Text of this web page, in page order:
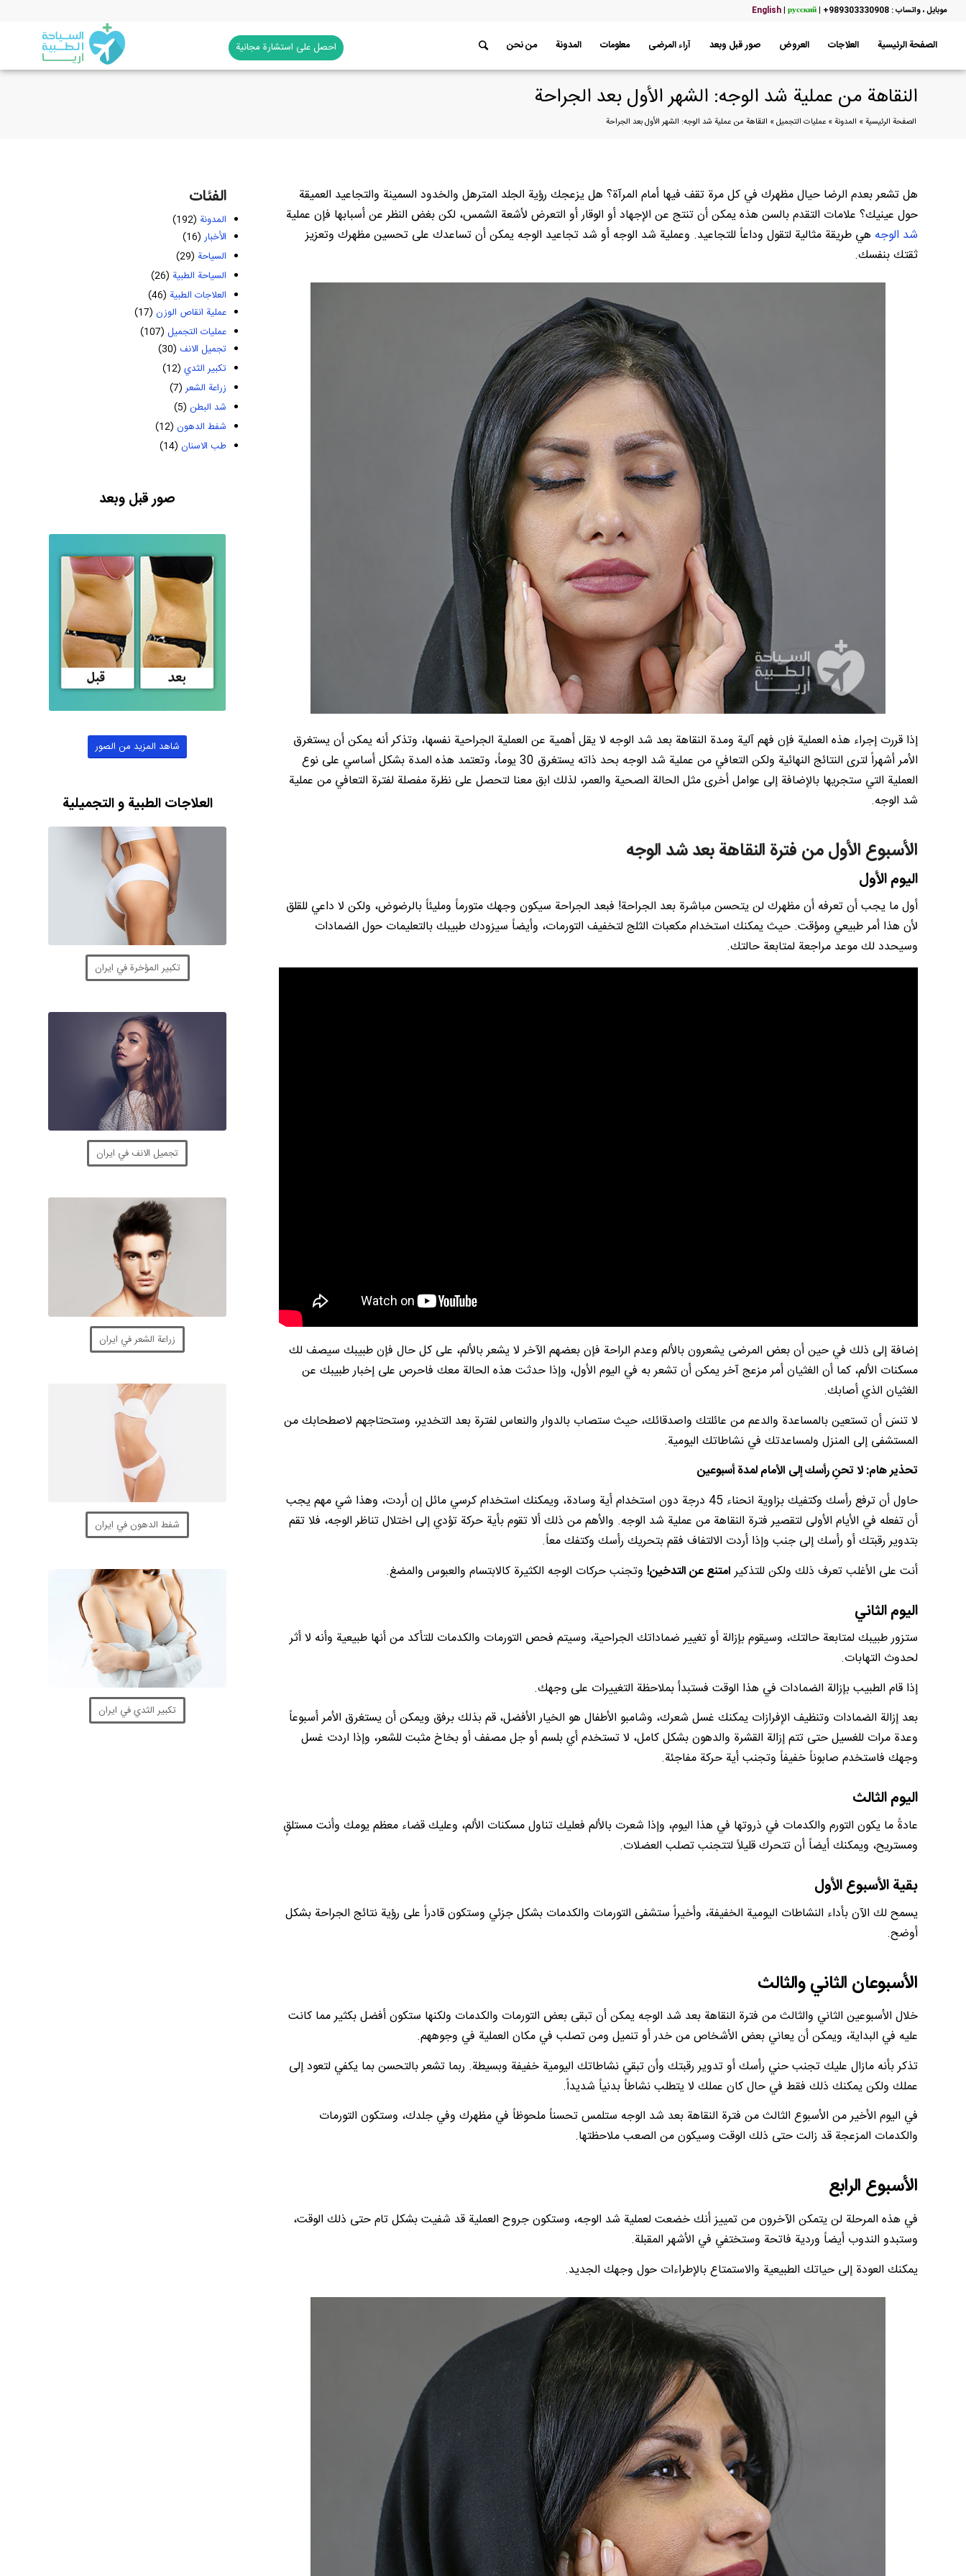
موبایل ، واتساب : 989303330908+ |
English|русский
الصفحة الرئيسية العلاجات العروض صور قبل وبعد آراء المرضى معلومات المدونة من نحن احصل على استشارة مجانية
النقاهة من عملية شد الوجه: الشهر الأول بعد الجراحة
الصفحة الرئيسية» المدونة» عمليات التجميل» النقاهة من عملية شد الوجه: الشهر الأول بعد الجراحة
هل تشعر بعدم الرضا حيال مظهرك في كل مرة تقف فيها أمام المرآة؟ هل يزعجك رؤية الجلد المترهل والخدود السمينة والتجاعيد العميقة
حول عينيك؟ علامات التقدم بالسن هذه يمكن أن تنتج عن الإجهاد أو الوقار أو التعرض لأشعة الشمس، لكن بغض النظر عن أسبابها فإن عملية
شد الوجه هي طريقة مثالية لتقول وداعاً للتجاعيد. وعملية شد الوجه أو شد تجاعيد الوجه يمكن أن تساعدك على تحسين مظهرك وتعزيز
ثقتك بنفسك.
إذا قررت إجراء هذه العملية فإن فهم آلية ومدة النقاهة بعد شد الوجه لا يقل أهمية عن العملية الجراحية نفسها، وتذكر أنه يمكن أن يستغرق
الأمر أشهراً لترى النتائج النهائية ولكن التعافي من عملية شد الوجه بحد ذاته يستغرق 30 يوماً، وتعتمد هذه المدة بشكل أساسي على نوع
العملية التي ستجريها بالإضافة إلى عوامل أخرى مثل الحالة الصحية والعمر، لذلك ابق معنا لتحصل على نظرة مفصلة لفترة التعافي من عملية
شد الوجه.
الأسبوع الأول من فترة النقاهة بعد شد الوجه
اليوم الأول
أول ما يجب أن تعرفه أن مظهرك لن يتحسن مباشرة بعد الجراحة! فبعد الجراحة سيكون وجهك متورماً ومليئاً بالرضوض، ولكن لا داعي للقلق
لأن هذا أمر طبيعي ومؤقت. حيث يمكنك استخدام مكعبات الثلج لتخفيف التورمات، وأيضاً سيزودك طبيبك بالتعليمات حول الضمادات
وسيحدد لك موعد مراجعة لمتابعة حالتك.
إضافة إلى ذلك في حين أن بعض المرضى يشعرون بالألم وعدم الراحة فإن بعضهم الآخر لا يشعر بالألم، على كل حال فإن طبيبك سيصف لك
مسكنات الألم، كما أن الغثيان أمر مزعج آخر يمكن أن تشعر به في اليوم الأول، وإذا حدثت هذه الحالة معك فاحرص على إخبار طبيبك عن
الغثيان الذي أصابك.
لا تنسَ أن تستعين بالمساعدة والدعم من عائلتك واصدقائك، حيث ستصاب بالدوار والنعاس لفترة بعد التخدير، وستحتاجهم لاصطحابك من
المستشفى إلى المنزل ولمساعدتك في نشاطاتك اليومية.
تحذير هام: لا تحنِ رأسك إلى الأمام لمدة أسبوعين
حاول أن ترفع رأسك وكتفيك بزاوية انحناء 45 درجة دون استخدام أية وسادة، ويمكنك استخدام كرسي مائل إن أردت، وهذا شي مهم يجب
أن تفعله في الأيام الأولى لتقصير فترة النقاهة من عملية شد الوجه. والأهم من ذلك ألا تقوم بأية حركة تؤدي إلى اختلال تناظر الوجه، فلا تقم
بتدوير رقبتك أو رأسك إلى جنب وإذا أردت الالتفاف فقم بتحريك رأسك وكتفك معاً.
أنت على الأغلب تعرف ذلك ولكن للتذكيرامتنع عن التدخين! وتجنب حركات الوجه الكثيرة كالابتسام والعبوس والمضغ.
اليوم الثاني
ستزور طبيبك لمتابعة حالتك، وسيقوم بإزالة أو تغيير ضماداتك الجراحية، وسيتم فحص التورمات والكدمات للتأكد من أنها طبيعية وأنه لا أثر
لحدوث التهابات.
إذا قام الطبيب بإزالة الضمادات في هذا الوقت فستبدأ بملاحظة التغييرات على وجهك.
بعد إزالة الضمادات وتنظيف الإفرازات يمكنك غسل شعرك، وشامبو الأطفال هو الخيار الأفضل، قم بذلك برفق ويمكن أن يستغرق الأمر أسبوعاً
وعدة مرات للغسيل حتى تتم إزالة القشرة والدهون بشكل كامل، لا تستخدم أي بلسم أو جل مصفف أو بخاخ مثبت للشعر، وإذا اردت غسل
وجهك فاستخدم صابوناً خفيفاً وتجنب أية حركة مفاجئة.
اليوم الثالث
عادةً ما يكون التورم والكدمات في ذروتها في هذا اليوم، وإذا شعرت بالألم فعليك تناول مسكنات الألم، وعليك قضاء معظم يومك وأنت مستلقٍ
ومستريح، ويمكنك أيضاً أن تتحرك قليلاً لتتجنب تصلب العضلات.
بقية الأسبوع الأول
يسمح لك الآن بأداء النشاطات اليومية الخفيفة، وأخيراً ستشفى التورمات والكدمات بشكل جزئي وستكون قادراً على رؤية نتائج الجراحة بشكل
أوضح.
الأسبوعان الثاني والثالث
خلال الأسبوعين الثاني والثالث من فترة النقاهة بعد شد الوجه يمكن أن تبقى بعض التورمات والكدمات ولكنها ستكون أفضل بكثير مما كانت
عليه في البداية، ويمكن أن يعاني بعض الأشخاص من خدر أو تنميل ومن تصلب في مكان العملية في وجوههم.
تذكر بأنه مازال عليك تجنب حني رأسك أو تدوير رقبتك وأن تبقي نشاطاتك اليومية خفيفة وبسيطة. ربما تشعر بالتحسن بما يكفي لتعود إلى
عملك ولكن يمكنك ذلك فقط في حال كان عملك لا يتطلب نشاطاً بدنياً شديداً.
في اليوم الأخير من الأسبوع الثالث من فترة النقاهة بعد شد الوجه ستلمس تحسناً ملحوظاً في مظهرك وفي جلدك، وستكون التورمات
والكدمات المزعجة قد زالت حتى ذلك الوقت وسيكون من الصعب ملاحظتها.
الأسبوع الرابع
في هذه المرحلة لن يتمكن الآخرون من تمييز أنك خضعت لعملية شد الوجه، وستكون جروح العملية قد شفيت بشكل تام حتى ذلك الوقت،
وستبدو الندوب أيضاً وردية فاتحة وستختفي في الأشهر المقبلة.
يمكنك العودة إلى حياتك الطبيعية والاستمتاع بالإطراءات حول وجهك الجديد.
الفئات
المدونة (192)
الأخبار(16)
السياحة (29)
السياحة الطبية (26)
العلاجات الطبية (46)
عملية انقاص الوزن(17)
عمليات التجميل(107)
تجميل الانف (30)
تكبير الثدي(12)
زراعة الشعر(7)
شد البطن(5)
شفط الدهون(12)
طب الاسنان(14)
صور قبل وبعد
شاهد المزيد من الصور
العلاجات الطبية و التجميلية
تكبير المؤخرة في ايران
تجميل الانف في ايران
زراعة الشعر في ايران
شفط الدهون في ايران
تكبير الثدي في ايران